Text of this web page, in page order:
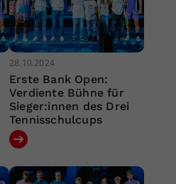
28.10.2024
Erste Bank Open:
Verdiente Bühne für
Sieger:innen des Drei
Tennisschulcups